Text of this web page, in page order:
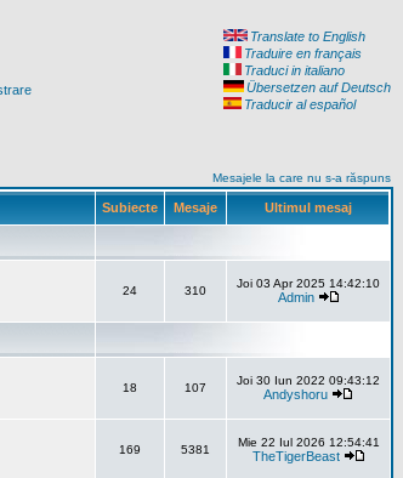
Translate to English
Traduire en français
Traduci in italiano
Übersetzen auf Deutsch
Traducir al español
Mesajele la care nu s-a răspuns
Subiecte Mesaje Ultimul mesaj
24 310
Joi 03 Apr 2025 14:42:10
Admin
18 107
Joi 30 Iun 2022 09:43:12
Andyshoru
169 5381
Mie 22 Iul 2026 12:54:41
TheTigerBeast